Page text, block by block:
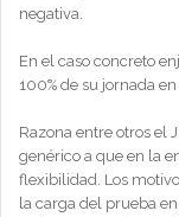
negativa.
En el caso concreto
100% de su jornada
Razona entre otros el
genérico a que en la
flexibilidad. Los
la carga del prueba